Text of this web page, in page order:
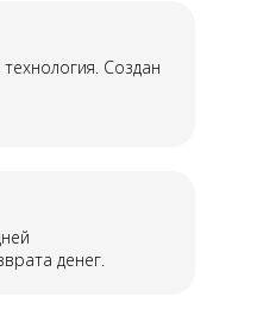
Создан
денег.